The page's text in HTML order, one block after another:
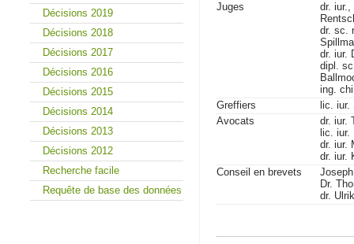
Juges
dr.
dr. sc.
dr. iur.
dipl.
ing.
Greffiers
lic. iur.
Avocats
dr. iur.
lic. iur.
dr. iur.
dr. iur.
Conseil en brevets
Dr.
dr.
Décisions 2019
Décisions 2018
Décisions 2017
Décisions 2016
Décisions 2015
Décisions 2014
Décisions 2013
Décisions 2012
Recherche facile
Requête de base des données